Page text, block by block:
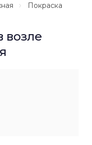
Покраска
возле